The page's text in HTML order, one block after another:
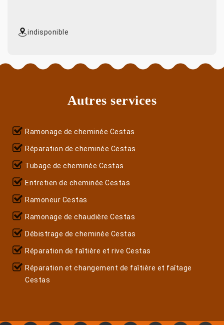
indisponible
Autres services
Ramonage de cheminée Cestas
Réparation de cheminée Cestas
Tubage de cheminée Cestas
Entretien de cheminée Cestas
Ramoneur Cestas
Ramonage de chaudière Cestas
Débistrage de cheminée Cestas
Réparation de faîtière et rive Cestas
Réparation et changement de faîtière et faîtage
Cestas